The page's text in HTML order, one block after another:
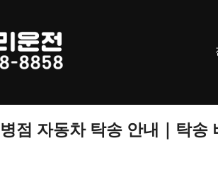
병점 자동차 탁송 안내｜탁송